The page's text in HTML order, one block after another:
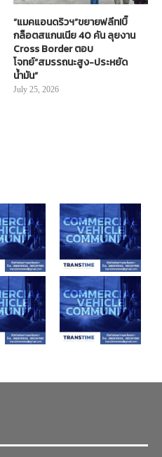
“แมคแอนดริวฯ”ขยายฟลีท!บิ๊
กล็อตสแกนเนีย 40 คัน ลุยงาน
Cross Border ตอบ
โจทย์“สมรรถนะสูง-ประหยัด
น้ำมัน”
July 25, 2026